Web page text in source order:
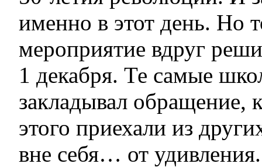
именно в этот день. Но
мероприятие вдруг
1 декабря. Те самые
закладывал обращение,
этого приехали из
вне себя… от удивления.